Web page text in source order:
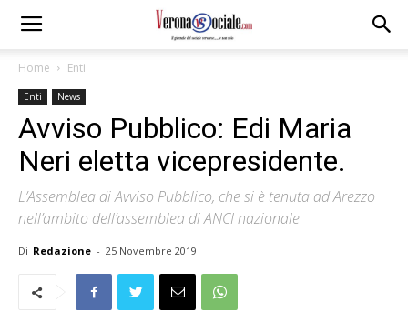
Home Enti
Enti News
Avviso Pubblico: Edi Maria
Neri eletta vicepresidente.
L’Assemblea di Avviso Pubblico, che si è tenuta ad Arezzo
nell’ambito dell’assemblea di ANCI nazionale
Di Redazione - 25 Novembre 2019